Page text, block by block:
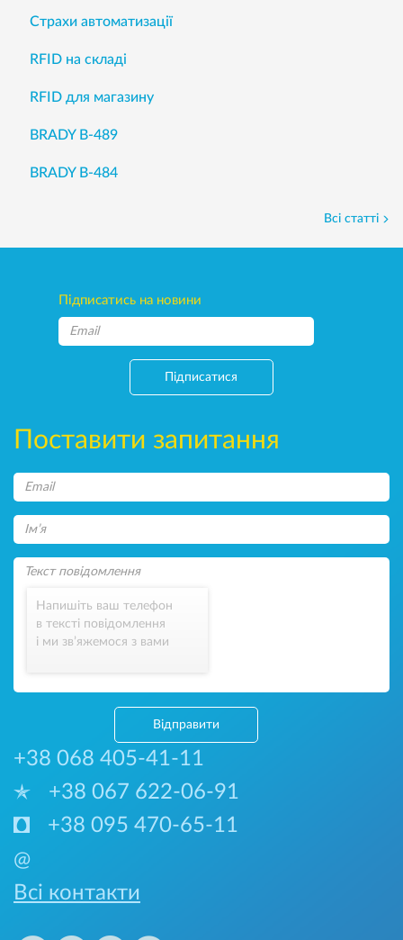
Страхи автоматизації
RFID на складі
RFID для магазину
BRADY B-489
BRADY B-484
Всі статті
Підписатись на новини
Підписатися
Поставити запитання
Напишіть ваш телефон
в тексті повідомлення
і ми зв’яжемося з вами
Відправити
+38 068 405-41-11
+38 067 622-06-91
+38 095 470-65-11
@
Всі контакти